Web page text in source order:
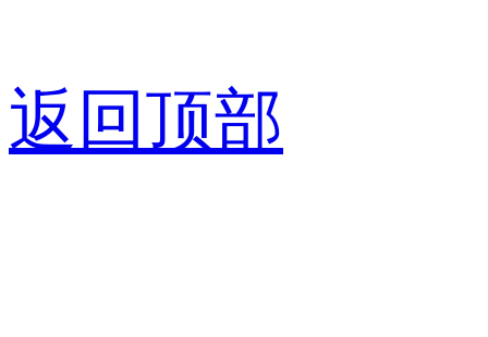
返回顶部